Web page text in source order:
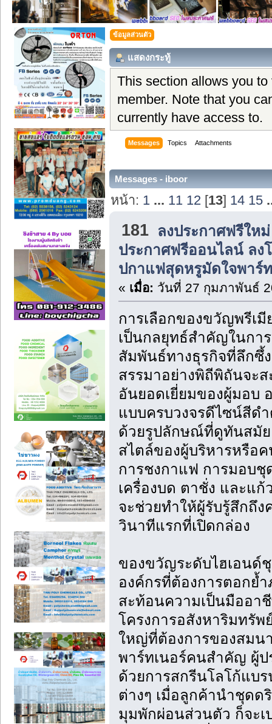
ข้อมูลส่วนตัว
แสดงกระทู้
This section allows you
member. Note that you
currently have access to.
Messages Topics Attachments
Messages - iboor
หน้า: 1 ... 11 12 [13] 14 15
181 ลงประกาศฟรีให
ประกาศฟรีออนไลน์ ล
ปกาแฟสุดหรูมัดใจพาร์
« เมื่อ: วันที่ 27 กุมภาพันธ์
การเลือกของขวัญพรีเ
เป็นกลยุทธ์สำคัญในกา
สัมพันธ์ทางธุรกิจที่ลึกซึ้
สรรมาอย่างพิถีพิถันจะ
อันยอดเยี่ยมของผู้มอบ
แบบครบวงจรดีไซน์สีด
ด้วยรูปลักษณ์ที่ดูทันสมั
สไตล์ของผู้บริหารหรือ
การชงกาแฟ การมอบ
เครื่องบด ตาชั่ง และแ
จะช่วยทำให้ผู้รับรู้สึกถึ
วินาทีแรกที่เปิดกล่อง
ของขวัญระดับไฮเอนด์
องค์กรที่ต้องการตอกย้
สะท้อนความเป็นมืออา
โครงการอสังหาริมทรั
ใหญ่ที่ต้องการของสมน
พาร์ทเนอร์คนสำคัญ ผู้ป
ด้วยการสกรีนโลโก้แบ
ต่างๆ เมื่อลูกค้านำชุดด
มุมพักผ่อนส่วนตัว ก็จะเ